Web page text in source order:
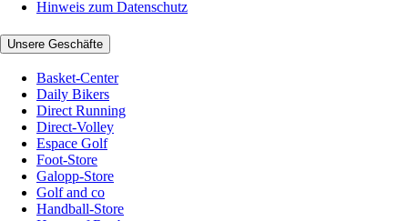
Hinweis zum Datenschutz
Unsere Geschäfte
Basket-Center
Daily Bikers
Direct Running
Direct-Volley
Espace Golf
Foot-Store
Galopp-Store
Golf and co
Handball-Store